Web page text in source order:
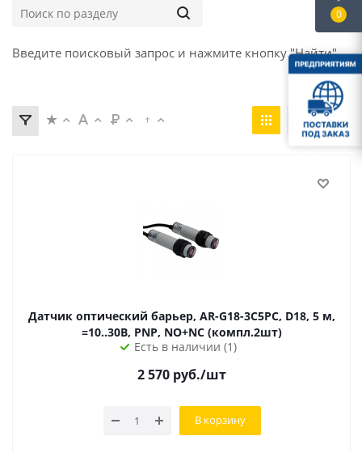
Введите поисковый запрос и нажмите кнопку "Найти".
Датчик оптический барьер, AR-G18-3C5PC, D18, 5 м,
=10..30В, PNP, NO+NC (компл.2шт)
Есть в наличии (1)
2 570 руб./шт
В корзину
0